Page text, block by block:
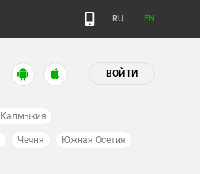
RU EN
ВОЙТИ
Калмыкия
Чечня Южная Осетия